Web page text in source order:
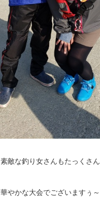
素敵な釣り女さんもたっくさん
華やかな大会でございますぅ～